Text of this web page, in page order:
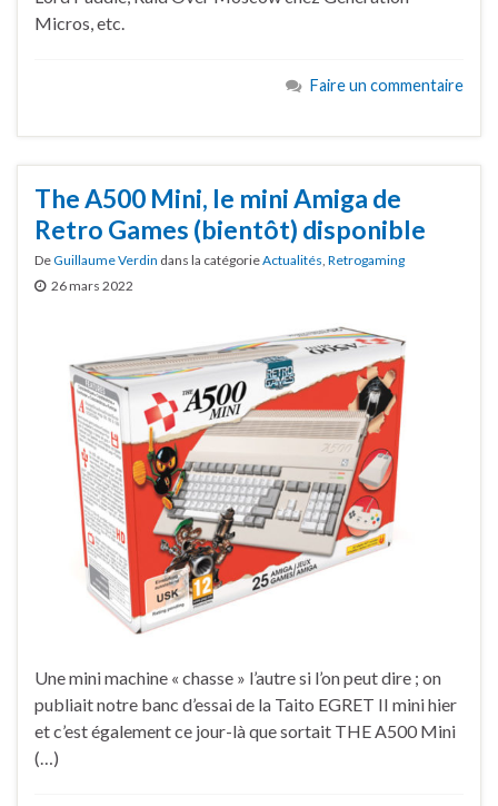
Micros, etc.
Faire un commentaire
The A500 Mini, le mini Amiga de
Retro Games (bientôt) disponible
DeGuillaume Verdin dans la catégorieActualités Retrogaming
26 mars 2022
Une mini machine « chasse » l’autre si l’on peut dire ; on
publiait notre banc d’essai de la Taito EGRET II mini hier
et c’est également ce jour-là que sortait THE A500 Mini
(…)